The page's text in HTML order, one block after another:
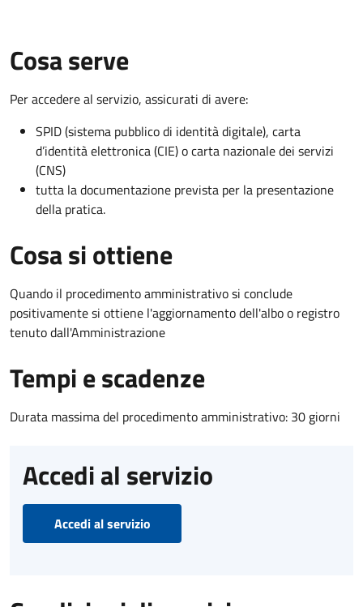
Cosa serve
Per accedere al servizio, assicurati di avere:
SPID (sistema pubblico di identità digitale), carta
d’identità elettronica (CIE) o carta nazionale dei servizi
(CNS)
tutta la documentazione prevista per la presentazione
della pratica.
Cosa si ottiene
Quando il procedimento amministrativo si conclude
positivamente si ottiene l'aggiornamento dell'albo o registro
tenuto dall'Amministrazione
Tempi e scadenze
Durata massima del procedimento amministrativo: 30 giorni
Accedi al servizio
Accedi al servizio